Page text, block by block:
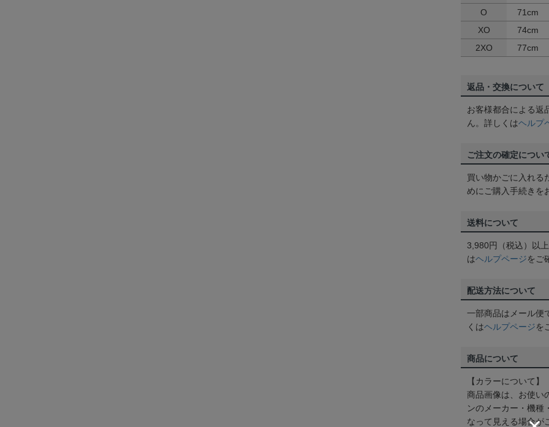
O
71cm
XO
74cm
2XO
77cm
返品・交換について
お客様都合による返
ん。詳しくはヘルプ
ご注文の確定につい
買い物かごに入れる
めにご購入手続きを
送料について
3,980円（税込）以
はヘルプページをご
配送方法について
一部商品はメール便
くはヘルプページを
商品について
【カラーについて】
商品画像は、お使い
ンのメーカー・機種
なって見える場合が